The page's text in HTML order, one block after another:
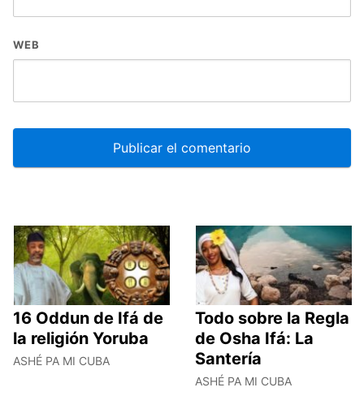
WEB
16 Oddun de Ifá de
la religión Yoruba
ASHÉ PA MI CUBA
Todo sobre la Regla
de Osha Ifá: La
Santería
ASHÉ PA MI CUBA